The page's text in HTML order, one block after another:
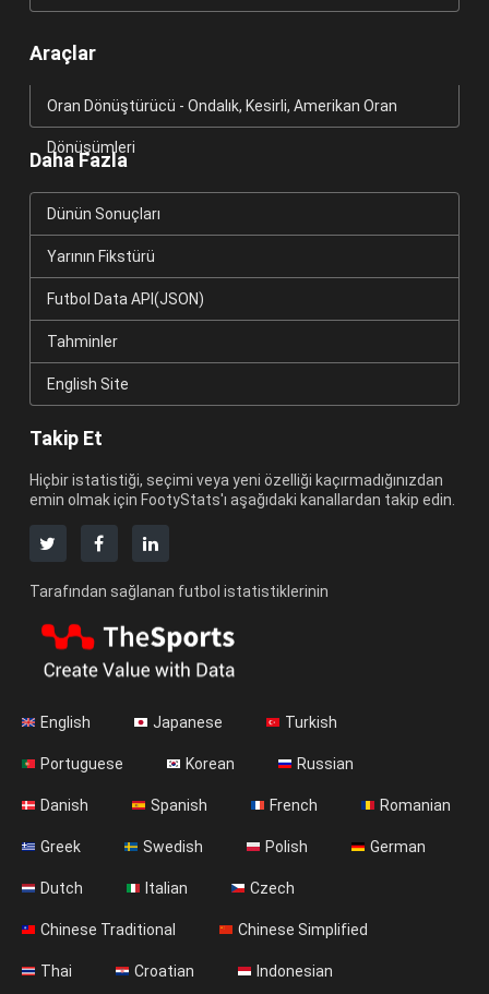
Araçlar
Oran Dönüştürücü - Ondalık, Kesirli, Amerikan Oran
Dönüşümleri
Daha Fazla
Dünün Sonuçları
Yarının Fikstürü
Futbol Data API(JSON)
Tahminler
English Site
Takip Et
Hiçbir istatistiği, seçimi veya yeni özelliği kaçırmadığınızdan
emin olmak için FootyStats'ı aşağıdaki kanallardan takip edin.
Tarafından sağlanan futbol istatistiklerinin
English Japanese Turkish
Portuguese Korean Russian
Danish Spanish French Romanian
Greek Swedish Polish German
Dutch Italian Czech
Chinese Traditional Chinese Simplified
Thai Croatian Indonesian